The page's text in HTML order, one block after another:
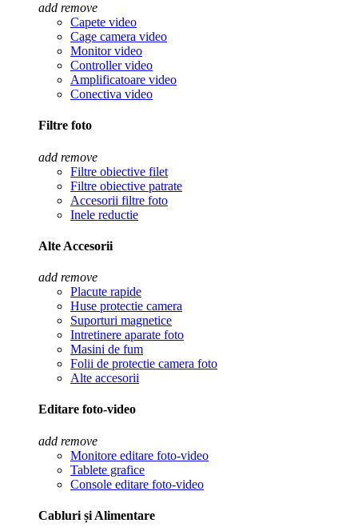
add remove
Capete video
Cage camera video
Monitor video
Controller video
Amplificatoare video
Conectiva video
Filtre foto
add remove
Filtre obiective filet
Filtre obiective patrate
Accesorii filtre foto
Inele reductie
Alte Accesorii
add remove
Placute rapide
Huse protectie camera
Suporturi magnetice
Intretinere aparate foto
Masini de fum
Folii de protectie camera foto
Alte accesorii
Editare foto-video
add remove
Monitore editare foto-video
Tablete grafice
Console editare foto-video
Cabluri și Alimentare